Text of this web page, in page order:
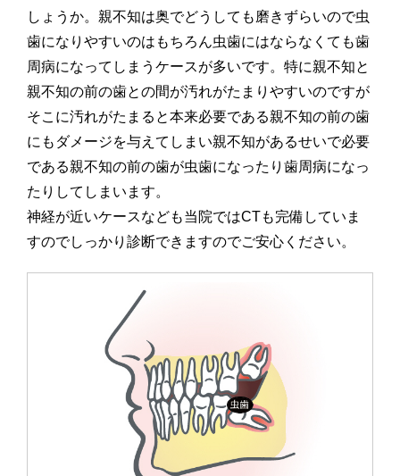
しょうか。親不知は奥でどうしても磨きずらいので虫
歯になりやすいのはもちろん虫歯にはならなくても歯
周病になってしまうケースが多いです。特に親不知と
親不知の前の歯との間が汚れがたまりやすいのですが
そこに汚れがたまると本来必要である親不知の前の歯
にもダメージを与えてしまい親不知があるせいで必要
である親不知の前の歯が虫歯になったり歯周病になっ
たりしてしまいます。
神経が近いケースなども当院ではCTも完備していま
すのでしっかり診断できますのでご安心ください。